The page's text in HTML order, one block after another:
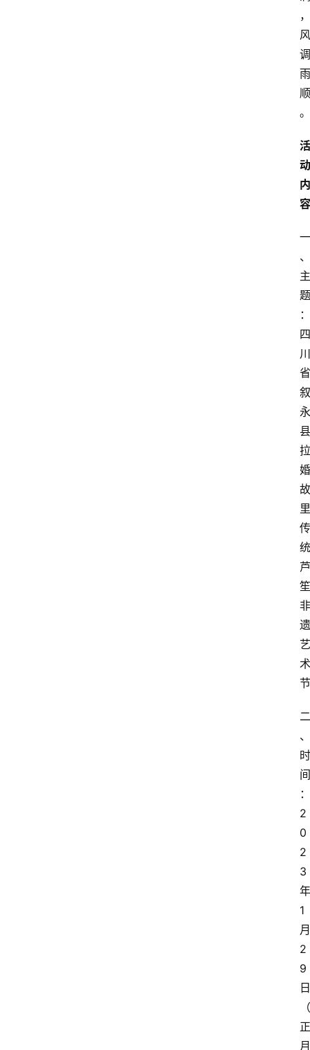
，
风
调
雨
顺
。
活
动
内
容
一
、
主
题
：
四
川
省
叙
永
县
拉
婚
故
里
传
统
芦
笙
非
遗
艺
术
节
二
、
时
间
：
2
0
2
3
年
1
月
2
9
日
（
正
月